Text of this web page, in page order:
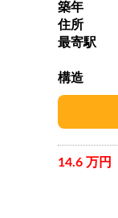
築年
住所
最寄駅
構造
14.6 万円